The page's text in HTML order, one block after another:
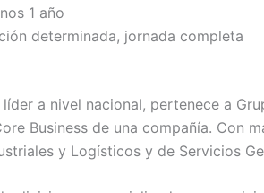
1 año
determinada, jornada completa
líder a nivel nacional, pertenece a
Business de una compañía. Con
y Logísticos y de Servicios